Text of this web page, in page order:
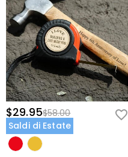
$29.95$58.00
Saldi di Estate